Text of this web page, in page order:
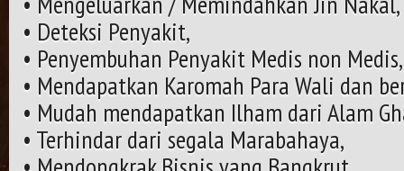
• Deteksi Penyakit,
• Penyembuhan Penyakit Medis non Medis,
• Mendapatkan Karomah Para Wali dan
• Mudah mendapatkan Ilham dari Alam
• Terhindar dari segala Marabahaya,